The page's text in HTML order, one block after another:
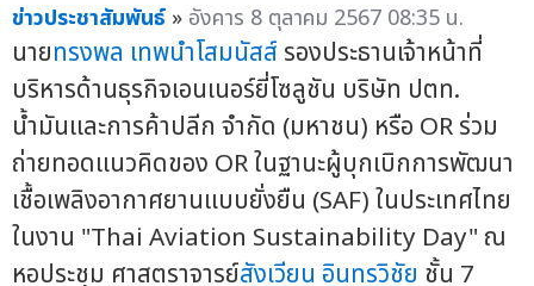
ข่าวประชาสัมพันธ์ » อังคาร 8 ตุลาคม 2567 08:35 น.
นายทรงพล เทพนำโสมนัสส์ รองประธานเจ้าหน้าที่
บริหารด้านธุรกิจเอนเนอร์ยี่โซลูชัน บริษัท ปตท.
น้ำมันและการค้าปลีก จำกัด (มหาชน) หรือ OR ร่วม
ถ่ายทอดแนวคิดของ OR ในฐานะผู้บุกเบิกการพัฒนา
เชื้อเพลิงอากาศยานแบบยั่งยืน (SAF) ในประเทศไทย
ในงาน "Thai Aviation Sustainability Day" ณ
หอประชุม ศาสตราจารย์สังเวียน อินทรวิชัย ชั้น 7